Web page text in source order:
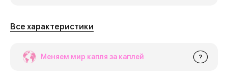
Все характеристики
Меняем мир капля за каплей ?